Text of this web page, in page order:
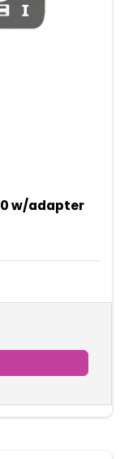
w/adapter